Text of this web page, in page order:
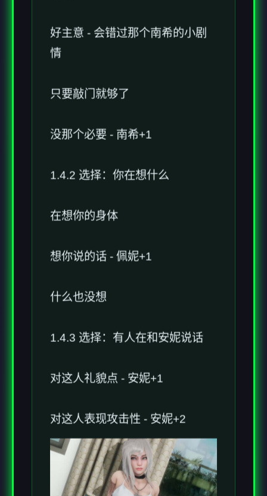
好主意 - 会错过那个南希的小剧
情
只要敲门就够了
没那个必要 - 南希+1
1.4.2 选择：你在想什么
在想你的身体
想你说的话 - 佩妮+1
什么也没想
1.4.3 选择：有人在和安妮说话
对这人礼貌点 - 安妮+1
对这人表现攻击性 - 安妮+2